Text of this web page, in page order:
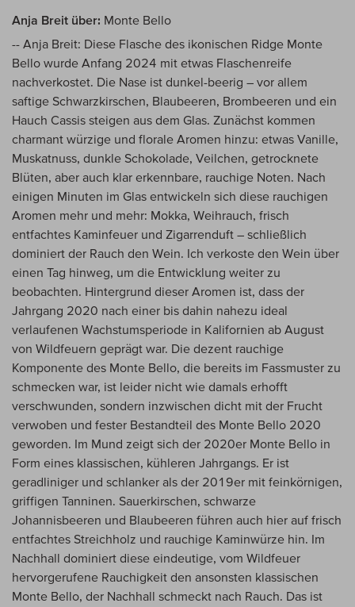
Anja Breit über: Monte Bello
-- Anja Breit: Diese Flasche des ikonischen Ridge Monte
Bello wurde Anfang 2024 mit etwas Flaschenreife
nachverkostet. Die Nase ist dunkel-beerig – vor allem
saftige Schwarzkirschen, Blaubeeren, Brombeeren und ein
Hauch Cassis steigen aus dem Glas. Zunächst kommen
charmant würzige und florale Aromen hinzu: etwas Vanille,
Muskatnuss, dunkle Schokolade, Veilchen, getrocknete
Blüten, aber auch klar erkennbare, rauchige Noten. Nach
einigen Minuten im Glas entwickeln sich diese rauchigen
Aromen mehr und mehr: Mokka, Weihrauch, frisch
entfachtes Kaminfeuer und Zigarrenduft – schließlich
dominiert der Rauch den Wein. Ich verkoste den Wein über
einen Tag hinweg, um die Entwicklung weiter zu
beobachten. Hintergrund dieser Aromen ist, dass der
Jahrgang 2020 nach einer bis dahin nahezu ideal
verlaufenen Wachstumsperiode in Kalifornien ab August
von Wildfeuern geprägt war. Die dezent rauchige
Komponente des Monte Bello, die bereits im Fassmuster zu
schmecken war, ist leider nicht wie damals erhofft
verschwunden, sondern inzwischen dicht mit der Frucht
verwoben und fester Bestandteil des Monte Bello 2020
geworden. Im Mund zeigt sich der 2020er Monte Bello in
Form eines klassischen, kühleren Jahrgangs. Er ist
geradliniger und schlanker als der 2019er mit feinkörnigen,
griffigen Tanninen. Sauerkirschen, schwarze
Johannisbeeren und Blaubeeren führen auch hier auf frisch
entfachtes Streichholz und rauchige Kaminwürze hin. Im
Nachhall dominiert diese eindeutige, vom Wildfeuer
hervorgerufene Rauchigkeit den ansonsten klassischen
Monte Bello, der Nachhall schmeckt nach Rauch. Das ist